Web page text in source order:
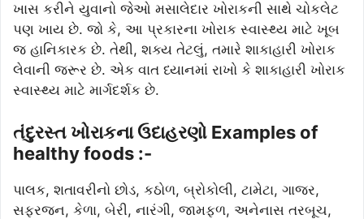
ખાસ કરીને યુવાનો જેઓ મસાલેદાર ખોરાકની સાથે ચોકલેટ
પણ ખાય છે. જો કે, આ પ્રકારના ખોરાક સ્વાસ્થ્ય માટે ખૂબ
જ હાનિકારક છે. તેથી, શક્ય તેટલું, તમારે શાકાહારી ખોરાક
લેવાની જરૂર છે. એક વાત ધ્યાનમાં રાખો કે શાકાહારી ખોરાક
સ્વાસ્થ્ય માટે માર્ગદર્શક છે.
તંદુરસ્ત ખોરાકના ઉદાહરણો Examples of
healthy foods :-
પાલક, શતાવરીનો છોડ, કઠોળ, બ્રોકોલી, ટામેટા, ગાજર,
સફરજન, કેળા, બેરી, નારંગી, જામફળ, અનેનાસ તરબૂચ,